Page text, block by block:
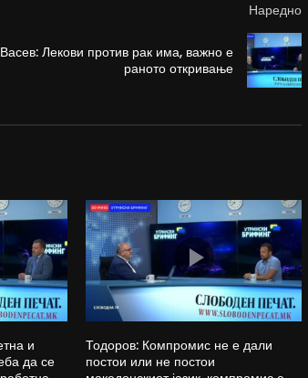
Наредно
Лекови против рак има, важно е
раното откривање
и
да се
Тодоров: Компромис не е дали
постои или не постои